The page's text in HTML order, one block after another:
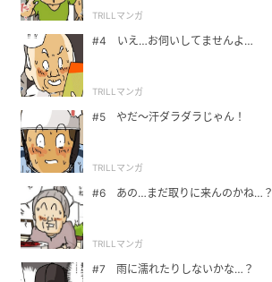
TRILLマンガ
#4 いえ…お伺いしてませんよ…
TRILLマンガ
#5 やだ～汗ダラダラじゃん！
TRILLマンガ
#6 あの…まだ取りに来んのかね…？
TRILLマンガ
#7 雨に濡れたりしないかな…？